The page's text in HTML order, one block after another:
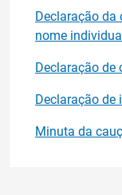
Declaração da
nome
Declaração
Declaração de
Minuta da